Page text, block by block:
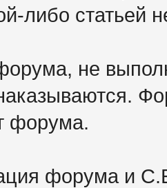
либо статьей
не
форума.
форума и